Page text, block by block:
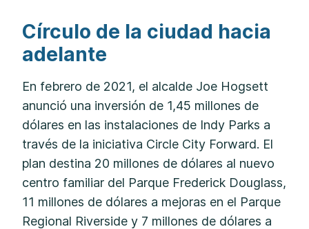
Círculo de la ciudad hacia
adelante
En febrero de 2021, el alcalde Joe Hogsett
anunció una inversión de 1,45 millones de
dólares en las instalaciones de Indy Parks a
través de la iniciativa Circle City Forward. El
plan destina 20 millones de dólares al nuevo
centro familiar del Parque Frederick Douglass,
11 millones de dólares a mejoras en el Parque
Regional Riverside y 7 millones de dólares a